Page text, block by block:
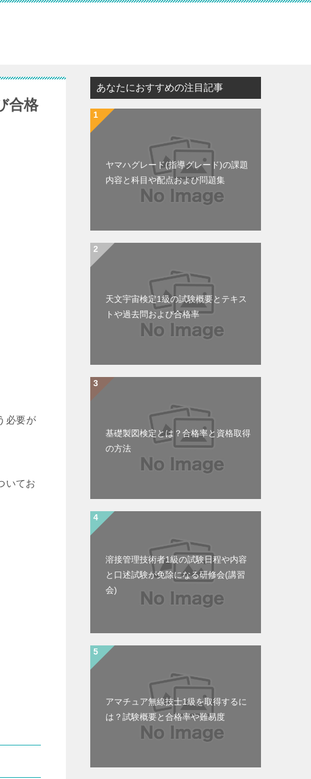
合格
必要が
いてお
あなたにおすすめの注目記事
ヤマハグレード(指導グレード)の課題
内容と科目や配点および問題集
天文宇宙検定1級の試験概要とテキス
トや過去問および合格率
基礎製図検定とは？合格率と資格取得
の方法
溶接管理技術者1級の試験日程や内容
と口述試験が免除になる研修会(講習
会)
アマチュア無線技士1級を取得するに
は？試験概要と合格率や難易度